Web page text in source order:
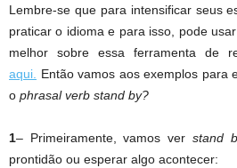
Lembre-se que para intensificar seus
praticar o idioma e para isso, pode
melhor sobre essa ferramenta de
aqui.
Então vamos aos exemplos para
o phrasal verb stand by?
1– Primeiramente, vamos ver stand
prontidão ou esperar algo acontecer: